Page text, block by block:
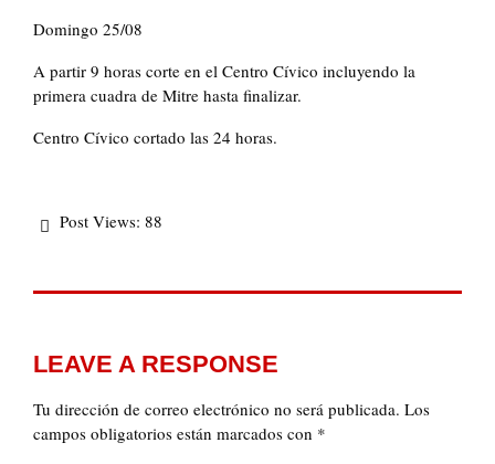
Domingo 25/08
A partir 9 horas corte en el Centro Cívico incluyendo la
primera cuadra de Mitre hasta finalizar.
Centro Cívico cortado las 24 horas.
Post Views: 88
LEAVE A RESPONSE
Tu dirección de correo electrónico no será publicada. Los
campos obligatorios están marcados con *